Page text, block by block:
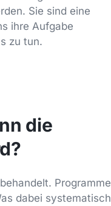
Sie sind eine
ihre Aufgabe
zu tun.
die
Programme
dabei systematisch